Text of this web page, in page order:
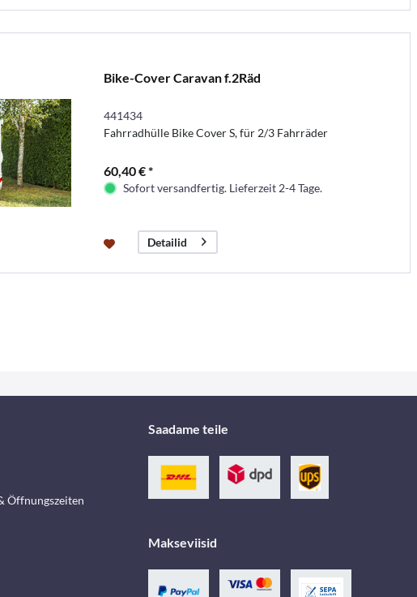
Bike-Cover Caravan f.2Räd
441434
Fahrradhülle Bike Cover S, für 2/3 Fahrräder
60,40 € *
Sofort versandfertig. Lieferzeit 2-4 Tage.
Detailid
Öffnungszeiten
Saadame teile
Makseviisid